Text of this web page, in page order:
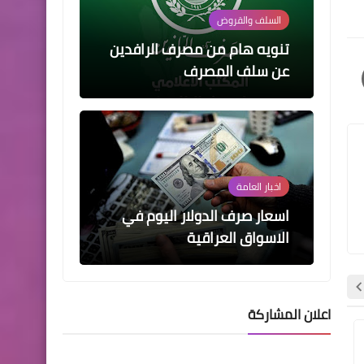
السلف والقروض
تنويه هام من مصرف الرافدين
عن سلف المصرف
اخبار العامة
اسعار صرف الدولار اليوم في
الاسواق العراقية
اعلان المشاركة